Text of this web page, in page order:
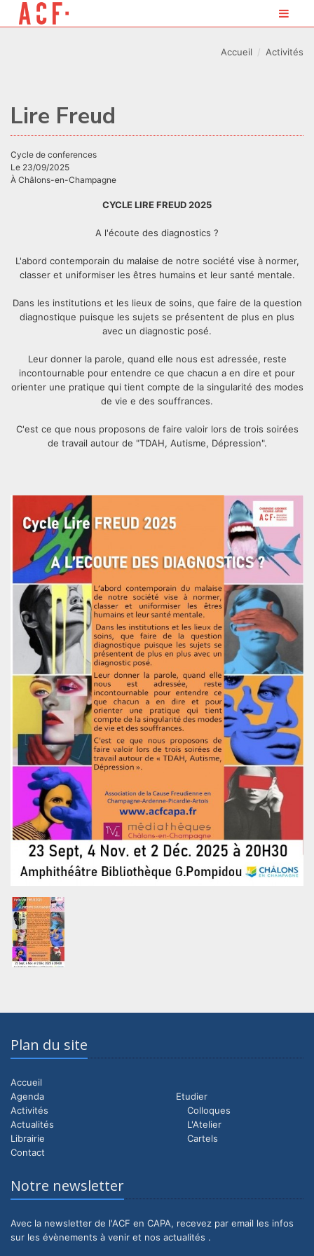
Accueil Activités
Lire Freud
cycle de conferences
Le 23/09/2025
À Châlons-en-Champagne
CYCLE LIRE FREUD 2025
A l'écoute des diagnostics ?
L'abord contemporain du malaise de notre société vise à normer,
classer et uniformiser les êtres humains et leur santé mentale.
Dans les institutions et les lieux de soins, que faire de la question
diagnostique puisque les sujets se présentent de plus en plus
avec un diagnostic posé.
Leur donner la parole, quand elle nous est adressée, reste
incontournable pour entendre ce que chacun a en dire et pour
orienter une pratique qui tient compte de la singularité des modes
de vie e des souffrances.
C'est ce que nous proposons de faire valoir lors de trois soirées
de travail autour de "TDAH, Autisme, Dépression".
Plan du site
Accueil
Etudier
Colloques
L'Atelier
Cartels
Agenda
Activités
Actualités
Librairie
Contact
Notre newsletter
Avec la newsletter de l'ACF en CAPA, recevez par email les infos
sur les évènements à venir et nos actualités .